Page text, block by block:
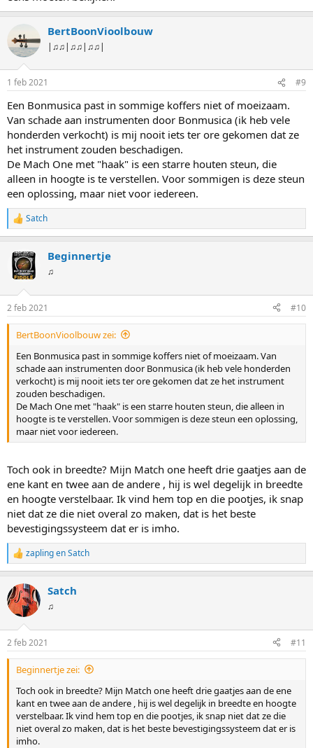
BertBoonVioolbouw
|♫♫|♫♫|♫♫|
1 feb 2021 #9
Een Bonmusica past in sommige koffers niet of moeizaam.
Van schade aan instrumenten door Bonmusica (ik heb vele
honderden verkocht) is mij nooit iets ter ore gekomen dat ze
het instrument zouden beschadigen.
De Mach One met "haak" is een starre houten steun, die
alleen in hoogte is te verstellen. Voor sommigen is deze steun
een oplossing, maar niet voor iedereen.
W
a
r
d
e
n
g
Satch
Beginnertje
♫
2 feb 2021 #10
BertBoonVioolbouw zei:
Een Bonmusica past in sommige koffers niet of moeizaam. Van
schade aan instrumenten door Bonmusica (ik heb vele honderden
verkocht) is mij nooit iets ter ore gekomen dat ze het instrument
zouden beschadigen.
De Mach One met "haak" is een starre houten steun, die alleen in
hoogte is te verstellen. Voor sommigen is deze steun een oplossing,
maar niet voor iedereen.
Toch ook in breedte? Mijn Match one heeft drie gaatjes aan de
ene kant en twee aan de andere , hij is wel degelijk in breedte
en hoogte verstelbaar. Ik vind hem top en die pootjes, ik snap
niet dat ze die niet overal zo maken, dat is het beste
bevestigingssysteem dat er is imho.
W
a
r
d
e
n
g
zaplingenSatch
Satch
♫
2 feb 2021 #11
Beginnertje zei:
Toch ook in breedte? Mijn Match one heeft drie gaatjes aan de ene
kant en twee aan de andere , hij is wel degelijk in breedte en hoogte
verstelbaar. Ik vind hem top en die pootjes, ik snap niet dat ze die
niet overal zo maken, dat is het beste bevestigingssysteem dat er is
imho.